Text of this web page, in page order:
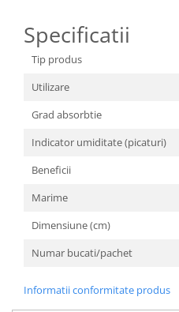
Acvaristica
Castroane si adapatori animale
Igiena animale de companie
companie
Zgarzi, lese si hamuri
Desktop PC & Monitoare
Imprimante, Scanere &
Retelistica & Supraveghere
Specificatii
Tip produs
Utilizare
Grad absorbtie
Indicator umiditate (picaturi)
Beneficii
Marime
Dimensiune (cm)
Numar bucati/pachet
Informatii conformitate produs